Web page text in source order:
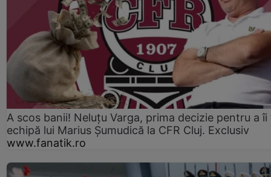
A scos banii! Neluțu Varga, prima decizie pentru a îi
echipă lui Marius Șumudică la CFR Cluj. Exclusiv
www.fanatik.ro